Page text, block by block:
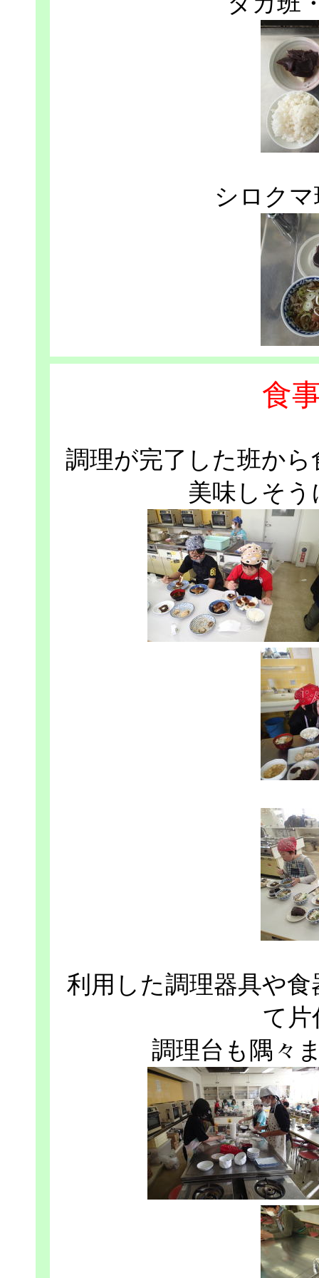
シロク
食
調理が完了した班か
美味しそ
利用した調理器具や
て片
調理台も隅々